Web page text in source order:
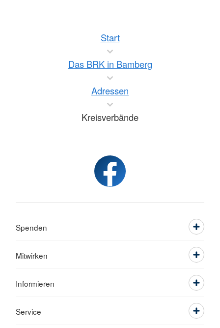
Start
Das BRK in Bamberg
Adressen
Kreisverbände
Spenden
Mitwirken
Informieren
Service